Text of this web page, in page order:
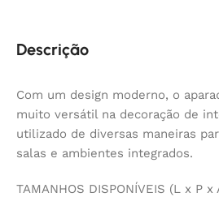
Descrição
Com um design moderno, o
muito versátil na decoração de
utilizado de diversas maneiras
salas e ambientes integrados.
TAMANHOS DISPONÍVEIS (L x P x